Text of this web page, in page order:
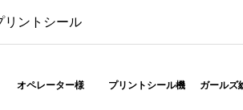
リントシール
オペレーター様 プリントシール機 ガールズ